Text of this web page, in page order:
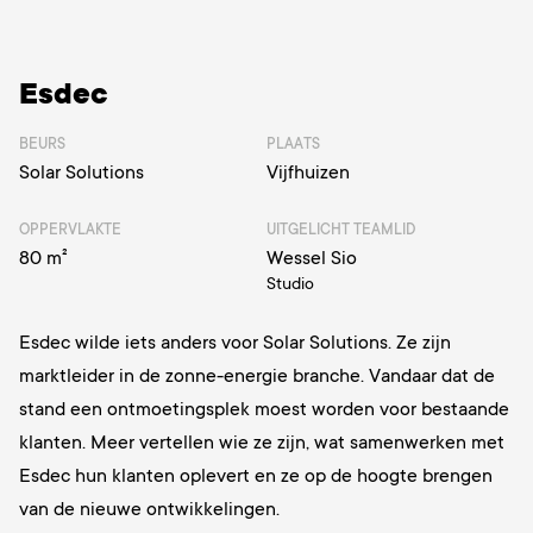
BEURS
Solar Solutions
PLAATS
Vijfhuizen
OPPERVLAKTE
80 m²
UITGELICHT TEAMLID
Wessel Sio
Studio
Esdec
Esdec wilde iets anders voor Solar Solutions. Ze zijn
marktleider in de zonne-energie branche. Vandaar dat de
stand een ontmoetingsplek moest worden voor bestaande
klanten. Meer vertellen wie ze zijn, wat samenwerken met
Esdec hun klanten oplevert en ze op de hoogte brengen
van de nieuwe ontwikkelingen.